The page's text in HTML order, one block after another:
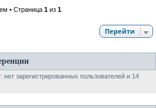
• Страница 1из 1
Перейти
зарегистрированных пользователей и 14